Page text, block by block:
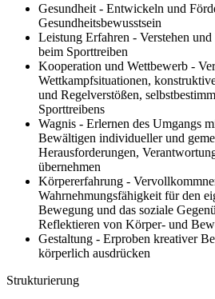
Gesundheit - Entwickeln und
Gesundheitsbewusstsein
Leistung Erfahren - Verstehen
beim Sporttreiben
Kooperation und Wettbewerb -
Wettkampfsituationen,
und Regelverstößen,
Sporttreibens
Wagnis - Erlernen des Umgangs
Bewältigen individueller und
Herausforderungen,
übernehmen
Körpererfahrung -
Wahrnehmungsfähigkeit für den
Bewegung und das soziale
Reflektieren von Körper- und
Gestaltung - Erproben kreativer
körperlich ausdrücken
Strukturierung